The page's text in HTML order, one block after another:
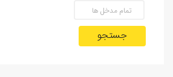
جستجو